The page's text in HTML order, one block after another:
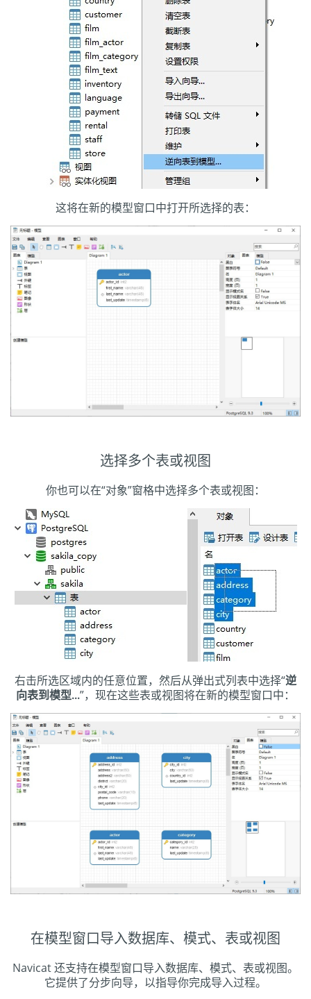
这将在新的模型窗口中打开所选择的表：
选择多个表或视图
你也可以在“对象”窗格中选择多个表或视图：
右击所选区域内的任意位置，然后从弹出式列表中选择“逆
向表到模型...”，现在这些表或视图将在新的模型窗口中：
在模型窗口导入数据库、模式、表或视图
Navicat 还支持在模型窗口导入数据库、模式、表或视图。
它提供了分步向导，以指导你完成导入过程。